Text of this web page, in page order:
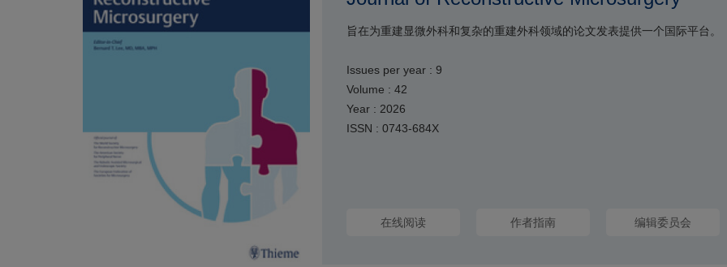
旨在为重建显微外科和复杂的重建外科领域的论文发表提供一个国际平台。
Issues per year : 9
Volume : 42
Year : 2026
ISSN : 0743-684X
在线阅读 作者指南 编辑委员会